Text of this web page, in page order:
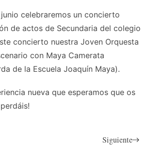
celebraremos un concierto
de actos de Secundaria del colegio
concierto nuestra Joven Orquesta
con Maya Camerata
de la Escuela Joaquín Maya).
nueva que esperamos que os
Siguiente